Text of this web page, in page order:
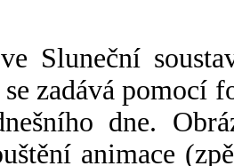
Sluneční
zadává pomocí
dne.
animace